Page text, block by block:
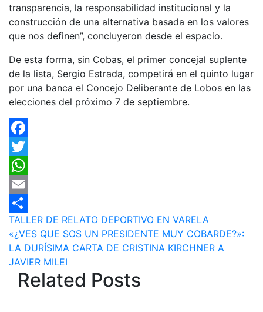
transparencia, la responsabilidad institucional y la
construcción de una alternativa basada en los valores
que nos definen”, concluyeron desde el espacio.
De esta forma, sin Cobas, el primer concejal suplente
de la lista, Sergio Estrada, competirá en el quinto lugar
por una banca el Concejo Deliberante de Lobos en las
elecciones del próximo 7 de septiembre.
Facebook
Twitter
WhatsApp
Email
Compartir
Navegación
de
entradas
TALLER DE RELATO DEPORTIVO EN VARELA
«¿VES QUE SOS UN PRESIDENTE MUY COBARDE?»:
LA DURÍSIMA CARTA DE CRISTINA KIRCHNER A
JAVIER MILEI
Related Posts